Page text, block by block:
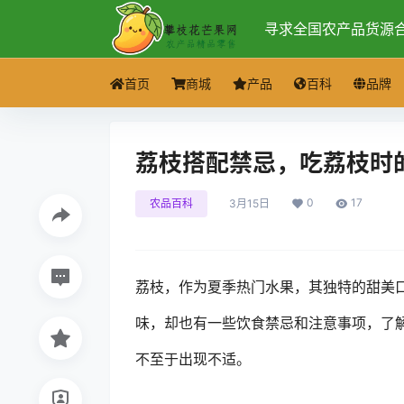
寻求全国农产品货源
首页 商城 产品 百科 品牌
荔枝搭配禁忌，吃荔枝时
农品百科 3月15日 0 17
荔枝，作为夏季热门水果，其独特的甜
味，却也有一些饮食禁忌和注意事项，
不至于出现不适。